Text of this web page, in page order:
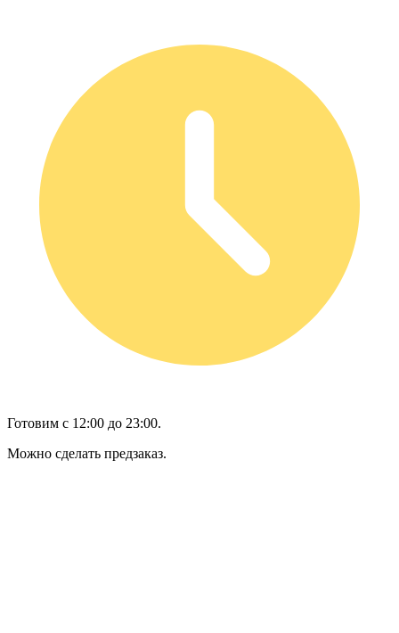
Готовим с 12:00 до 23:00.
Можно сделать предзаказ.